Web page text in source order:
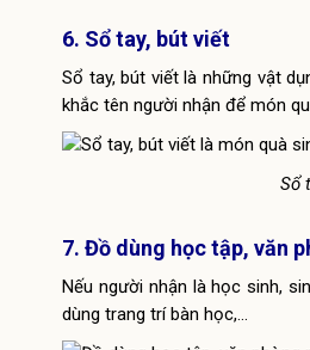
6. Sổ tay, bút viết
Sổ tay, bút viết là những vật
khắc tên người nhận để món
Sổ
7. Đồ dùng học tập, văn
Nếu người nhận là học sinh,
dùng trang trí bàn học,…